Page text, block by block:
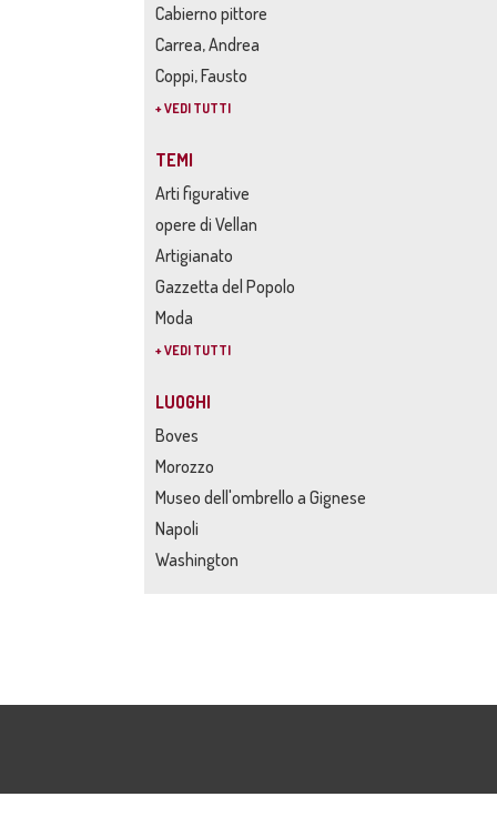
Cabierno pittore
Carrea, Andrea
Coppi, Fausto
+ VEDI TUTTI
TEMI
Arti figurative
opere di Vellan
Artigianato
Gazzetta del Popolo
Moda
+ VEDI TUTTI
LUOGHI
Boves
Morozzo
Museo dell'ombrello a Gignese
Napoli
Washington